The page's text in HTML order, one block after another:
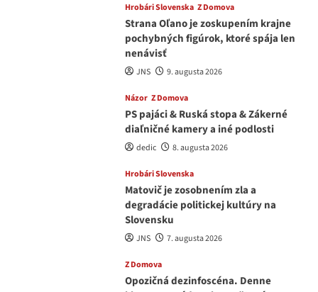
Hrobári Slovenska Z Domova
Strana Oľano je zoskupením krajne
pochybných figúrok, ktoré spája len
nenávisť
JNS 9. augusta 2026
Názor Z Domova
PS pajáci & Ruská stopa & Zákerné
diaľničné kamery a iné podlosti
dedic 8. augusta 2026
Hrobári Slovenska
Matovič je zosobnením zla a
degradácie politickej kultúry na
Slovensku
JNS 7. augusta 2026
Z Domova
Opozičná dezinfoscéna. Denne